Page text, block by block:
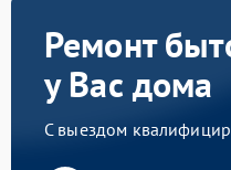
Ремонт
у Вас дома
С выездом